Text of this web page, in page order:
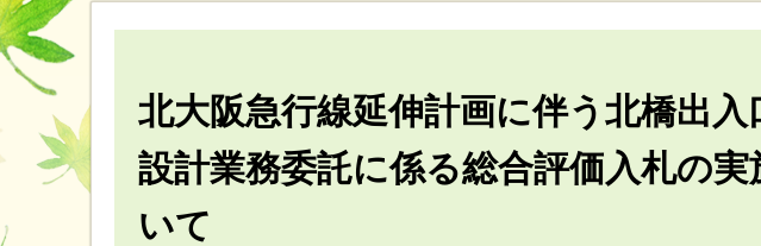
北大阪急行線延伸計画に伴う北橋出入
設計業務委託に係る総合評価入札の実
いて